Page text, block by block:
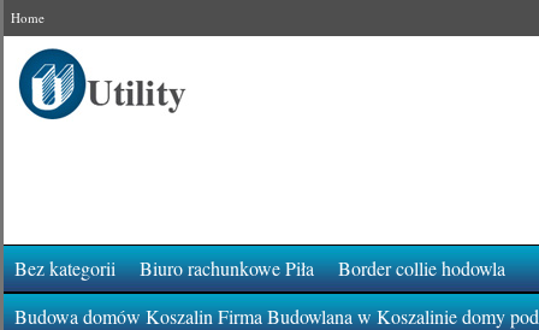
Home
Bez kategorii Biuro rachunkowe Piła
Border collie hodowla
Budowa domów Koszalin Firma Budowlana w Koszalinie domy